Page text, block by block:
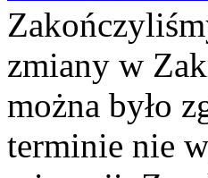
zmiany w
można było
terminie nie